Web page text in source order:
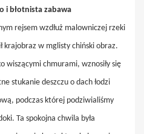
i błotnista zabawa
rejsem wzdłuż malowniczej rzeki
krajobraz w mglisty chiński obraz.
wiszącymi chmurami, wznosiły się
stukanie deszczu o dach łodzi
podczas której podziwialiśmy
Ta spokojna chwila była